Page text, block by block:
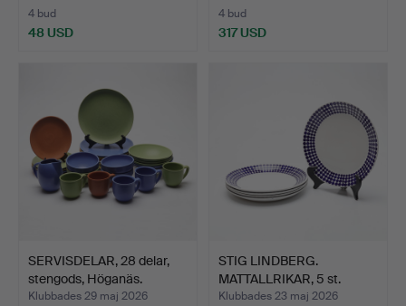
4 bud
48 USD
4 bud
317 USD
SERVISDELAR, 28 delar,
stengods, Höganäs.
Klubbades 29 maj 2026
STIG LINDBERG.
MATTALLRIKAR, 5 st.
Adam, G…
Klubbades 23 maj 2026